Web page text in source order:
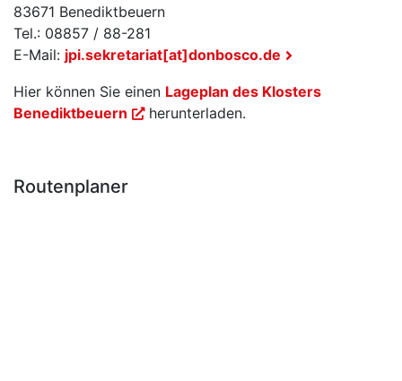
83671 Benediktbeuern
Tel.: 08857 / 88-281
E-Mail: jpi.sekretariat[at]donbosco.de
Hier können Sie einen Lageplan des Klosters
Benediktbeuern
herunterladen.
Routenplaner